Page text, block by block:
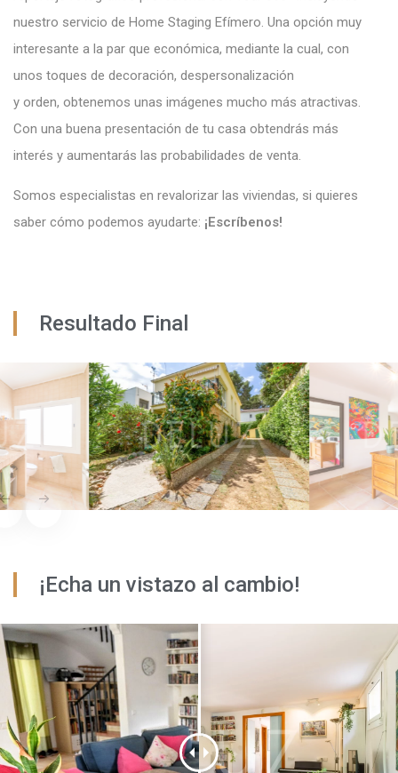
nuestro servicio de Home Staging Efímero. Una opción muy
interesante a la par que económica, mediante la cual, con
unos toques de decoración, despersonalización
y orden, obtenemos unas imágenes mucho más atractivas.
Con una buena presentación de tu casa obtendrás más
interés y aumentarás las probabilidades de venta.
Somos especialistas en revalorizar las viviendas, si quieres
saber cómo podemos ayudarte: ¡Escríbenos!
Resultado Final
¡Echa un vistazo al cambio!